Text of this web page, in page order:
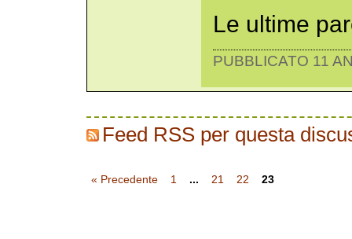
Le ultime
PUBBLICATO 11
Feed RSS per questa
« Precedente 1 ... 21 22 23